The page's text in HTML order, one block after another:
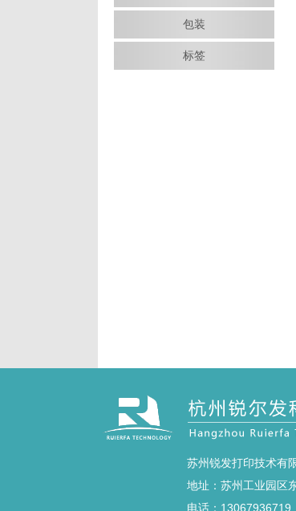
包装
标签
苏州锐发打印技术有
地址：苏州工业园区
电话：13067936719